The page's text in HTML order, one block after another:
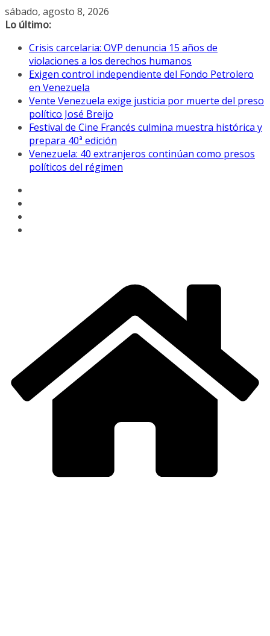
Saltar
al
sábado, agosto 8, 2026
Lo último:
Crisis carcelaria: OVP denuncia 15 años de
violaciones a los derechos humanos
Exigen control independiente del Fondo Petrolero
en Venezuela
Vente Venezuela exige justicia por muerte del preso
político José Breijo
Festival de Cine Francés culmina muestra histórica y
prepara 40ª edición
Venezuela: 40 extranjeros continúan como presos
políticos del régimen